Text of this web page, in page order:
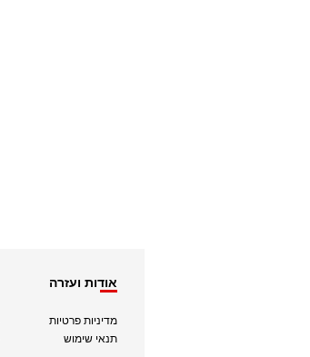
אודות ועזרה
מדיניות פרטיות
תנאי שימוש